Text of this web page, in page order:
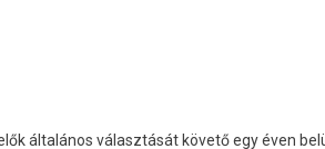
általános választását követő egy éven